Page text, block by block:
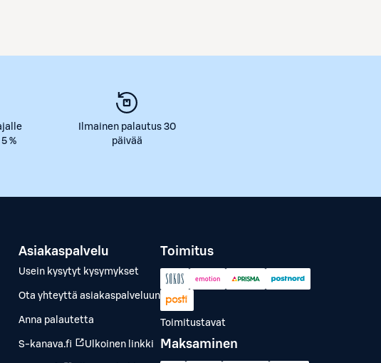
%
Ilmainen palautus 30
päivää
Asiakaspalvelu
Usein kysytyt kysymykset
Ota yhteyttä asiakaspalveluun
Anna palautetta
S-kanava.fi Ulkoinen linkki
Toimitus
Toimitustavat
Maksaminen